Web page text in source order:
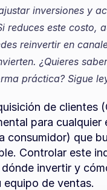
inversiones y
reduces este costo,
reinvertir en
¿Quieres
práctica? Sigue
de clientes
para cualquier
consumidor) que
Controlar este
invertir y
de ventas.